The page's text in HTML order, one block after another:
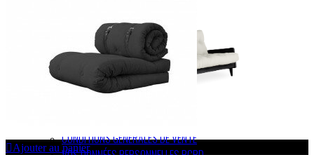
CONDITIONS GÉNÉRALES DE VENTE
Ajouter au panier